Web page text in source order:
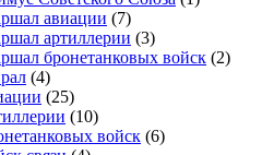
авиации (7)
артиллерии (3)
бронетанковых войск (2)
(4)
(25)
(10)
войск (6)